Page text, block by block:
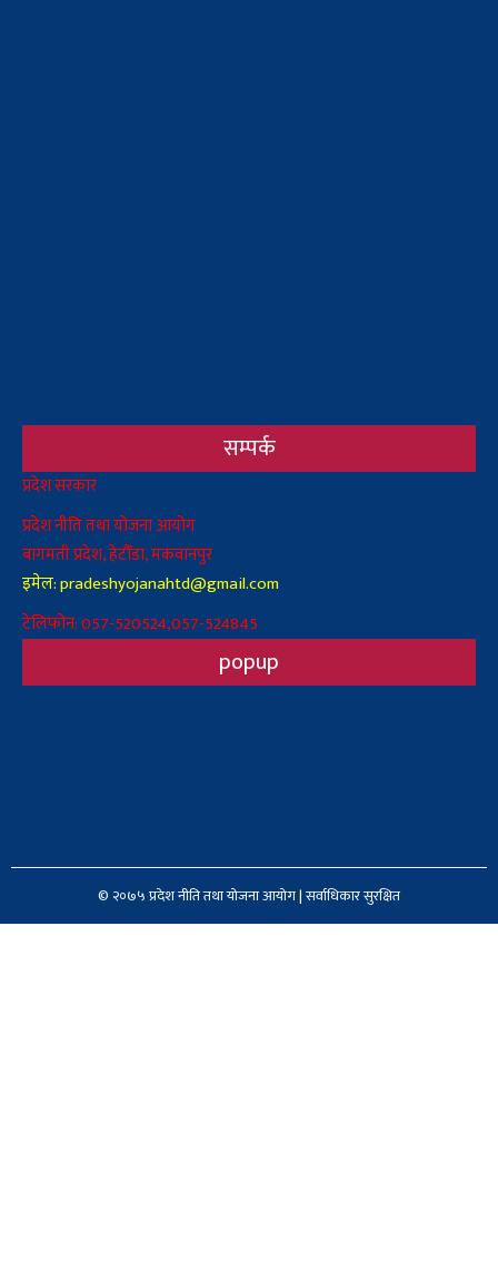
सम्पर्क
Body
प्रदेश सरकार
प्रदेश नीति तथा योजना आयोग
बागमती प्रदेश, हेटौँडा, मकवानपुर
इमेल: pradeshyojanahtd@gmail.com
टेलिफोन: 057-520524,057-524845
popup
© २०७५ प्रदेश नीति तथा योजना आयोग | सर्वाधिकार सुरक्षित